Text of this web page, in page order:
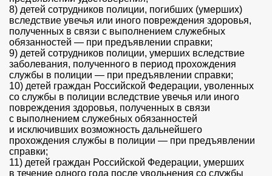
8) детей сотрудников полиции, погибших (умерших)
вследствие увечья или иного повреждения здоровья,
полученных в связи с выполнением служебных
обязанностей — при предъявлении справки;
9) детей сотрудников полиции, умерших вследствие
заболевания, полученного в период прохождения
службы в полиции — при предъявлении справки;
10) детей граждан Российской Федерации, уволенных
со службы в полиции вследствие увечья или иного
повреждения здоровья, полученных в связи
с выполнением служебных обязанностей
и исключивших возможность дальнейшего
прохождения службы в полиции — при предъявлении
справки;
11) детей граждан Российской Федерации, умерших
в течение одного года после увольнения со службы